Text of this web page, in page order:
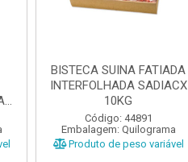
BISTECA SUINA FATIADA
INTERFOLHADA SADIACX
10KG
Código: 44891
Embalagem: Quilograma
Produto de peso variável